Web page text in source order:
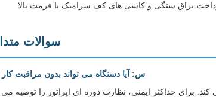
براق سنگی و کاشی های کف سرامیک با فرمت بالا
سوالات
س: آیا دستگاه می تواند بدون مراقبت کار